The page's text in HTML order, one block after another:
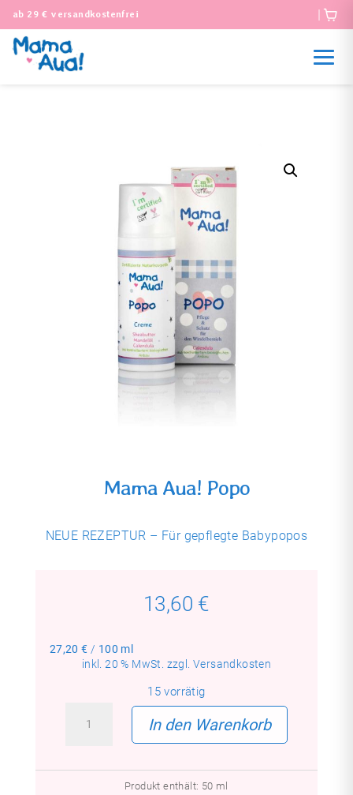
ab 29 € versandkostenfrei
Mama Aua! Popo
NEUE REZEPTUR – Für gepflegte Babypopos
13,60 €
27,20€ / 100 ml
inkl. 20 % MwSt. zzgl. Versandkosten
15 vorrätig
In den Warenkorb
Produkt enthält: 50 ml